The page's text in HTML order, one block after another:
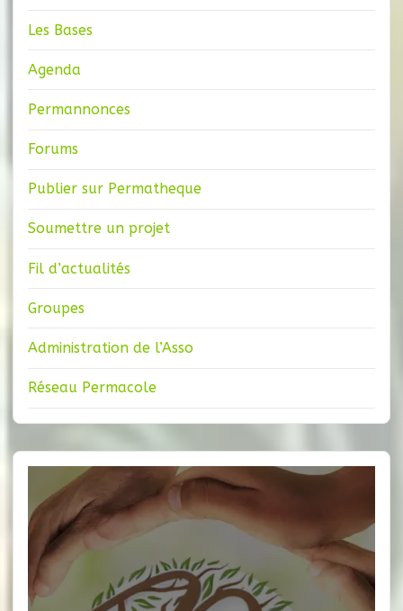
Les Bases
Agenda
Permannonces
Forums
Publier sur Permatheque
Soumettre un projet
Fil d’actualités
Groupes
Administration de l’Asso
Réseau Permacole